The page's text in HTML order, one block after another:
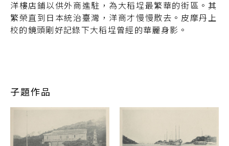
洋樓店鋪以供外商進駐，為大稻埕最繁華的街區。其
繁榮直到日本統治臺灣，洋商才慢慢散去。皮摩丹上
校的鏡頭剛好記錄下大稻埕曾經的華麗身影。
帶景緻，有竹林、果園，頗似十九世紀末西方流行的
部，說好的綏靖之旅卻成為一場非典型的旅行，臺灣
的景色成為此行最大的吸引力。尤其來到早期的府城
子題作品